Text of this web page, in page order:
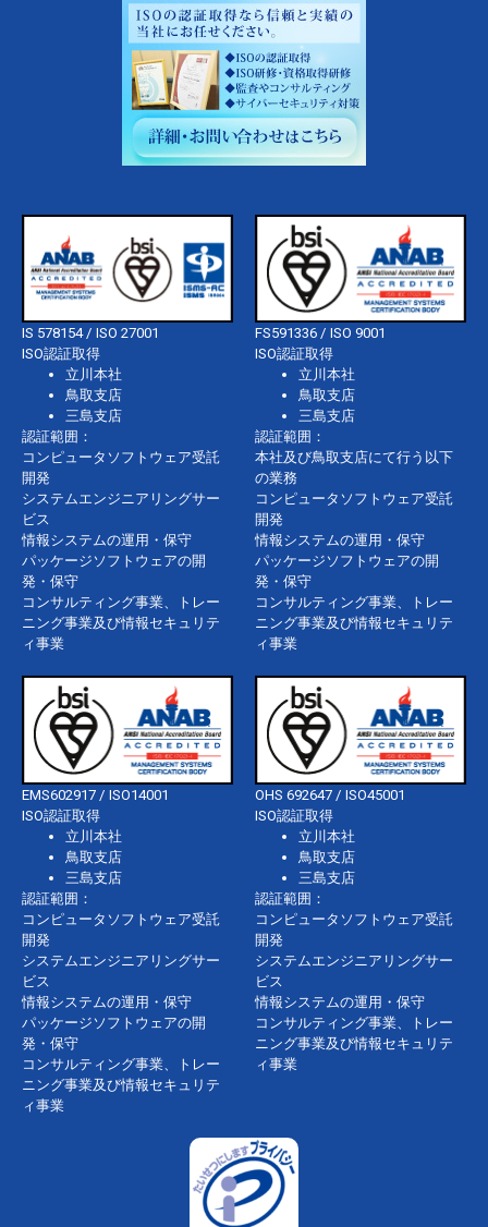
IS 578154 / ISO 27001
ISO認証取得
立川本社
鳥取支店
三島支店
認証範囲：
コンピュータソフトウェア受託
開発
システムエンジニアリングサー
ビス
情報システムの運用・保守
パッケージソフトウェアの開
発・保守
コンサルティング事業、トレー
ニング事業及び情報セキュリテ
ィ事業
FS591336 / ISO 9001
ISO認証取得
立川本社
鳥取支店
三島支店
認証範囲：
本社及び鳥取支店にて行う以下
の業務
コンピュータソフトウェア受託
開発
情報システムの運用・保守
パッケージソフトウェアの開
発・保守
コンサルティング事業、トレー
ニング事業及び情報セキュリテ
ィ事業
EMS602917 / ISO14001
ISO認証取得
立川本社
鳥取支店
三島支店
認証範囲：
コンピュータソフトウェア受託
開発
システムエンジニアリングサー
ビス
情報システムの運用・保守
パッケージソフトウェアの開
発・保守
コンサルティング事業、トレー
ニング事業及び情報セキュリテ
ィ事業
OHS 692647 / ISO45001
ISO認証取得
立川本社
鳥取支店
三島支店
認証範囲：
コンピュータソフトウェア受託
開発
システムエンジニアリングサー
ビス
情報システムの運用・保守
コンサルティング事業、トレー
ニング事業及び情報セキュリテ
ィ事業